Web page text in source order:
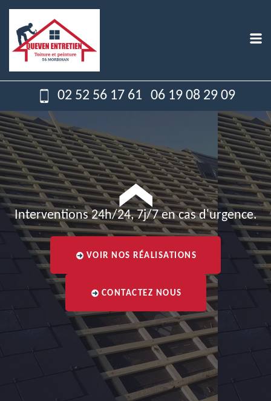
02 52 56 17 61 06 19 08 29 09
Interventions 24h/24, 7j/7 en cas d'urgence.
VOIR NOS RÉALISATIONS
CONTACTEZ NOUS